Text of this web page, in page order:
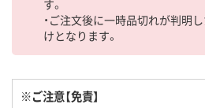
す。
・ご注文後に一時品切れが判明
けとなります。
※ご注意【免責】